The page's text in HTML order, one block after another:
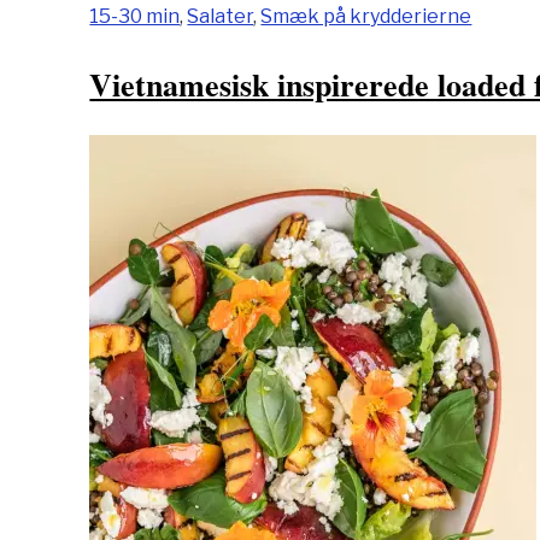
15-30 min,Salater,Smæk på krydderierne
Vietnamesisk inspirerede loaded